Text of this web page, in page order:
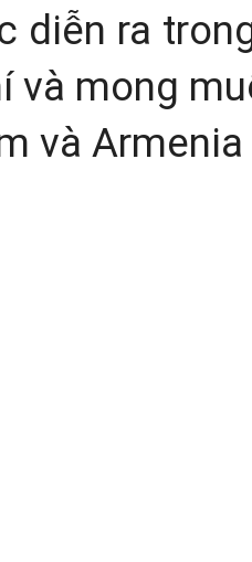
diễn ra
và mong
và